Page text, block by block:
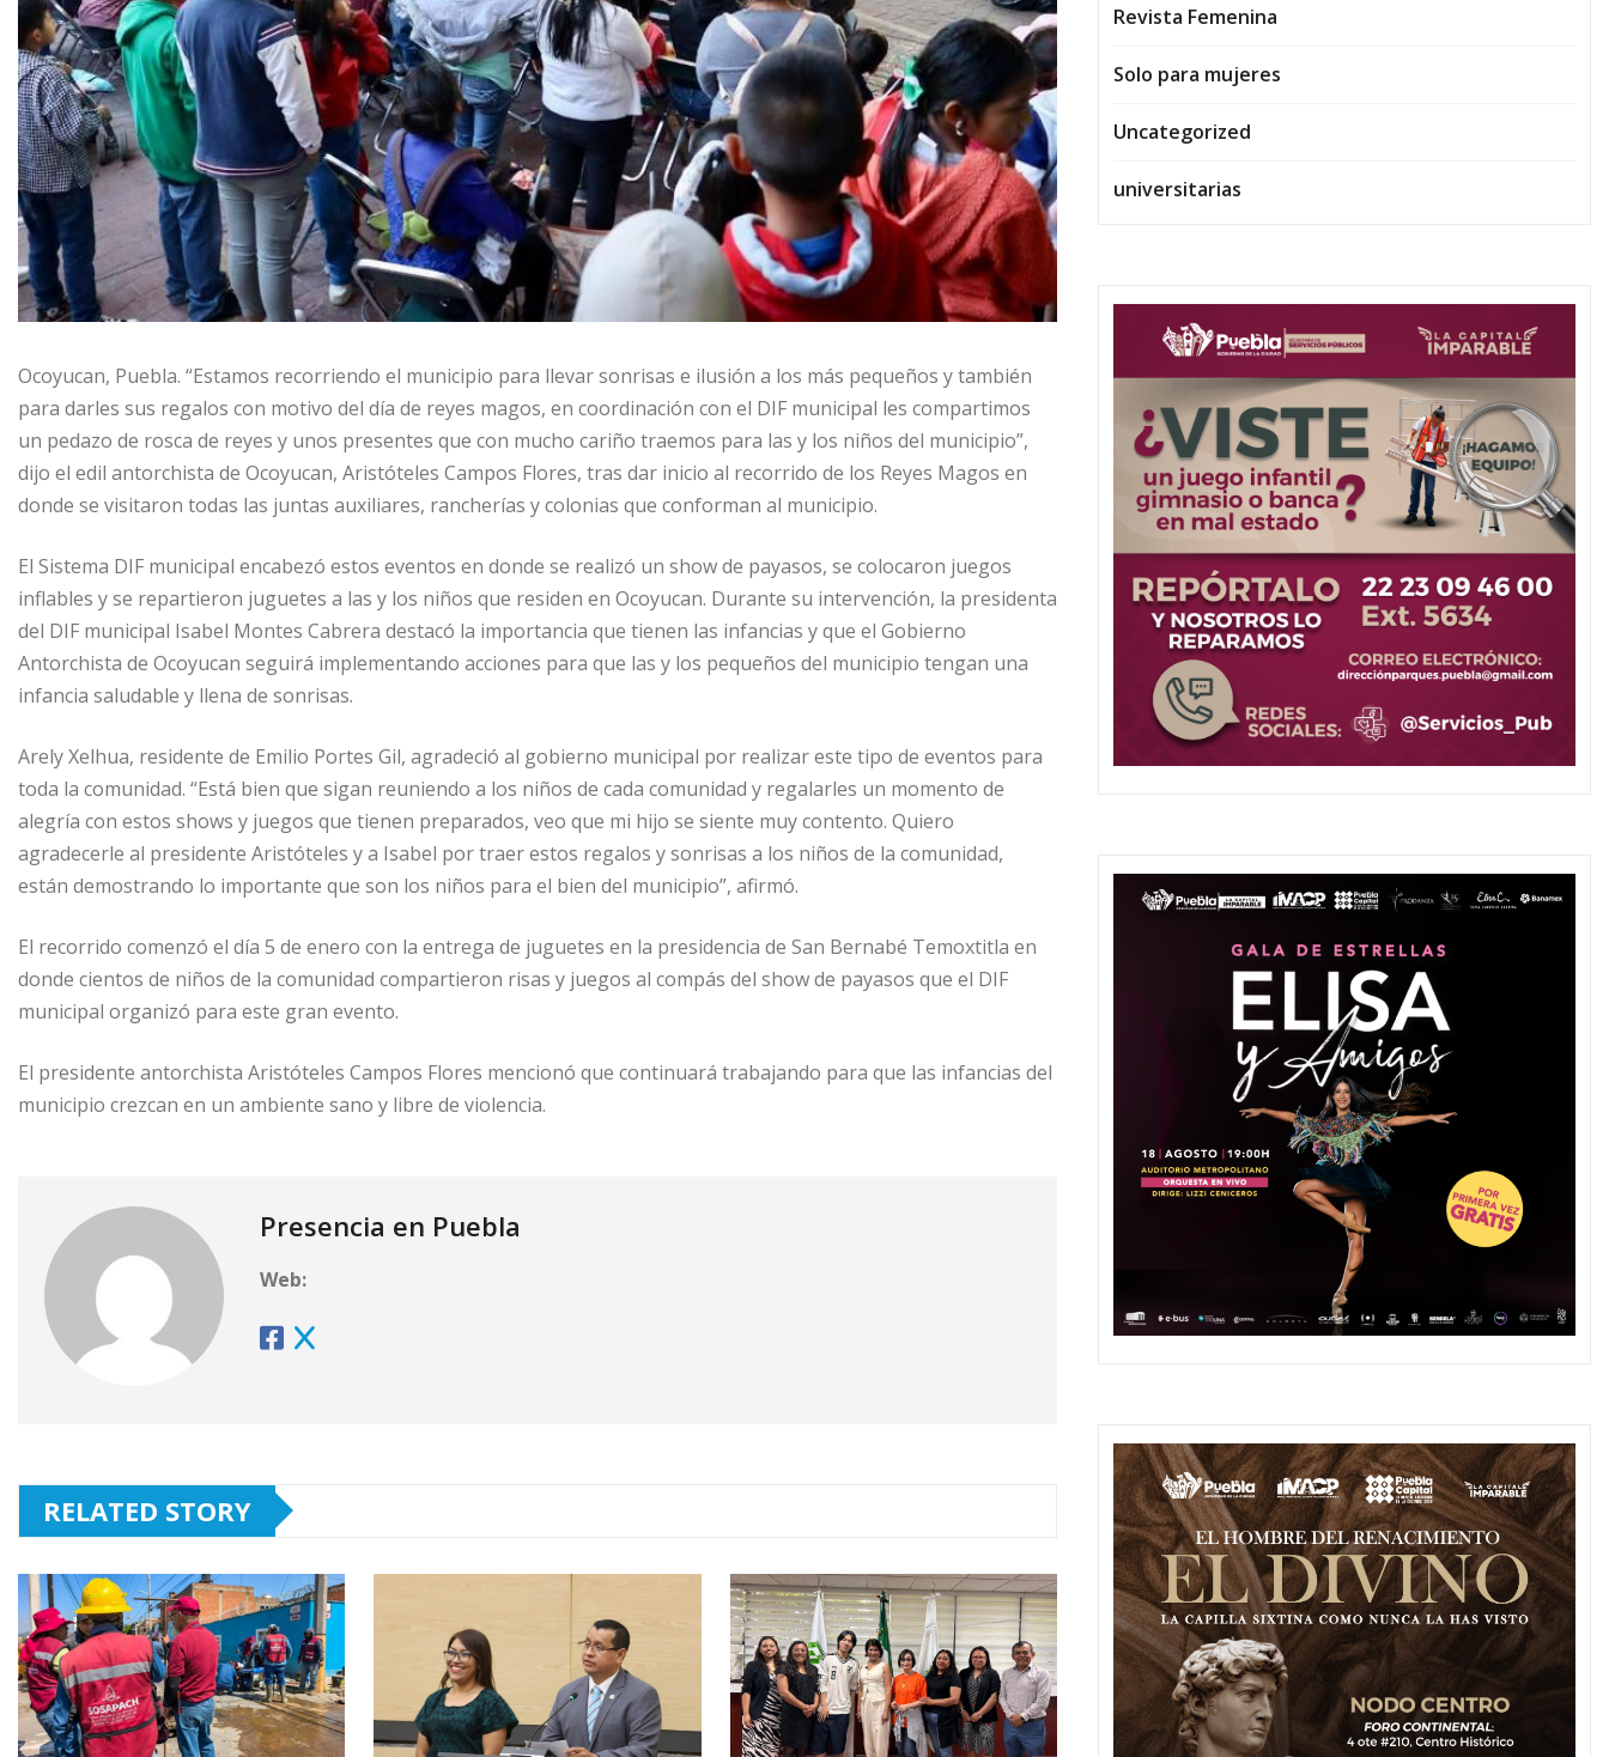
Ocoyucan, Puebla. “Estamos recorriendo el municipio para llevar sonrisas e ilusión a los más pequeños y también
para darles sus regalos con motivo del día de reyes magos, en coordinación con el DIF municipal les compartimos
un pedazo de rosca de reyes y unos presentes que con mucho cariño traemos para las y los niños del municipio”,
dijo el edil antorchista de Ocoyucan, Aristóteles Campos Flores, tras dar inicio al recorrido de los Reyes Magos en
donde se visitaron todas las juntas auxiliares, rancherías y colonias que conforman al municipio.
El Sistema DIF municipal encabezó estos eventos en donde se realizó un show de payasos, se colocaron juegos
inflables y se repartieron juguetes a las y los niños que residen en Ocoyucan. Durante su intervención, la presidenta
del DIF municipal Isabel Montes Cabrera destacó la importancia que tienen las infancias y que el Gobierno
Antorchista de Ocoyucan seguirá implementando acciones para que las y los pequeños del municipio tengan una
infancia saludable y llena de sonrisas.
Arely Xelhua, residente de Emilio Portes Gil, agradeció al gobierno municipal por realizar este tipo de eventos para
toda la comunidad. “Está bien que sigan reuniendo a los niños de cada comunidad y regalarles un momento de
alegría con estos shows y juegos que tienen preparados, veo que mi hijo se siente muy contento. Quiero
agradecerle al presidente Aristóteles y a Isabel por traer estos regalos y sonrisas a los niños de la comunidad,
están demostrando lo importante que son los niños para el bien del municipio”, afirmó.
El recorrido comenzó el día 5 de enero con la entrega de juguetes en la presidencia de San Bernabé Temoxtitla en
donde cientos de niños de la comunidad compartieron risas y juegos al compás del show de payasos que el DIF
municipal organizó para este gran evento.
El presidente antorchista Aristóteles Campos Flores mencionó que continuará trabajando para que las infancias del
municipio crezcan en un ambiente sano y libre de violencia.
Presencia en Puebla
Web:
RELATED STORY
Revista Femenina
Solo para mujeres
Uncategorized
universitarias